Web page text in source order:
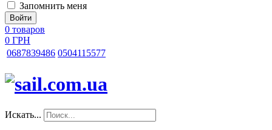
Запомнить меня
0 товаров
0 ГРН
0687839486 0504115577
Искать...